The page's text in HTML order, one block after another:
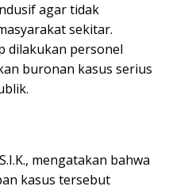
agar tidak
sekitar.
dilakukan personel
buronan kasus serius
mengatakan bahwa
kasus tersebut